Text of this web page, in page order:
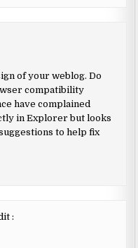
of your weblog. Do
compatibility
have complained
in Explorer but looks
to help fix
: